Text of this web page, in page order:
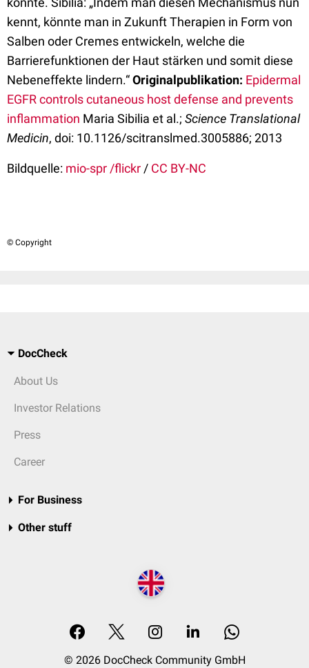
kennt, könnte man in Zukunft Therapien in Form von
Salben oder Cremes entwickeln, welche die
Barrierefunktionen der Haut stärken und somit diese
Nebeneffekte lindern.“Originalpublikation: Epidermal
EGFR controls cutaneous host defense and prevents
inflammation Maria Sibilia et al.; Science Translational
Medicin, doi: 10.1126/scitranslmed.3005886; 2013
Bildquelle: mio-spr /flickr / CC BY-NC
© Copyright
DocCheck
About Us
Investor Relations
Press
Career
For Business
Other stuff
© 2026 DocCheck Community GmbH